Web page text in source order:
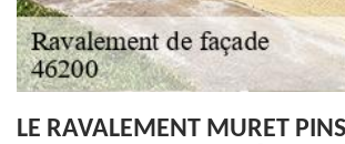
LE RAVALEMENT MURET